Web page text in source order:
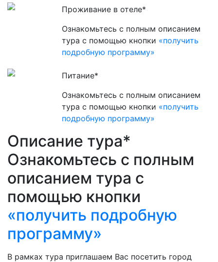
Проживание в отеле*
Ознакомьтесь с полным описанием
тура с помощью кнопки «получить
подробную программу»
Питание*
Ознакомьтесь с полным описанием
тура с помощью кнопки «получить
подробную программу»
Описание тура*
Ознакомьтесь с полным
описанием тура с
помощью кнопки
«получить подробную
программу»
В рамках тура приглашаем Вас посетить город